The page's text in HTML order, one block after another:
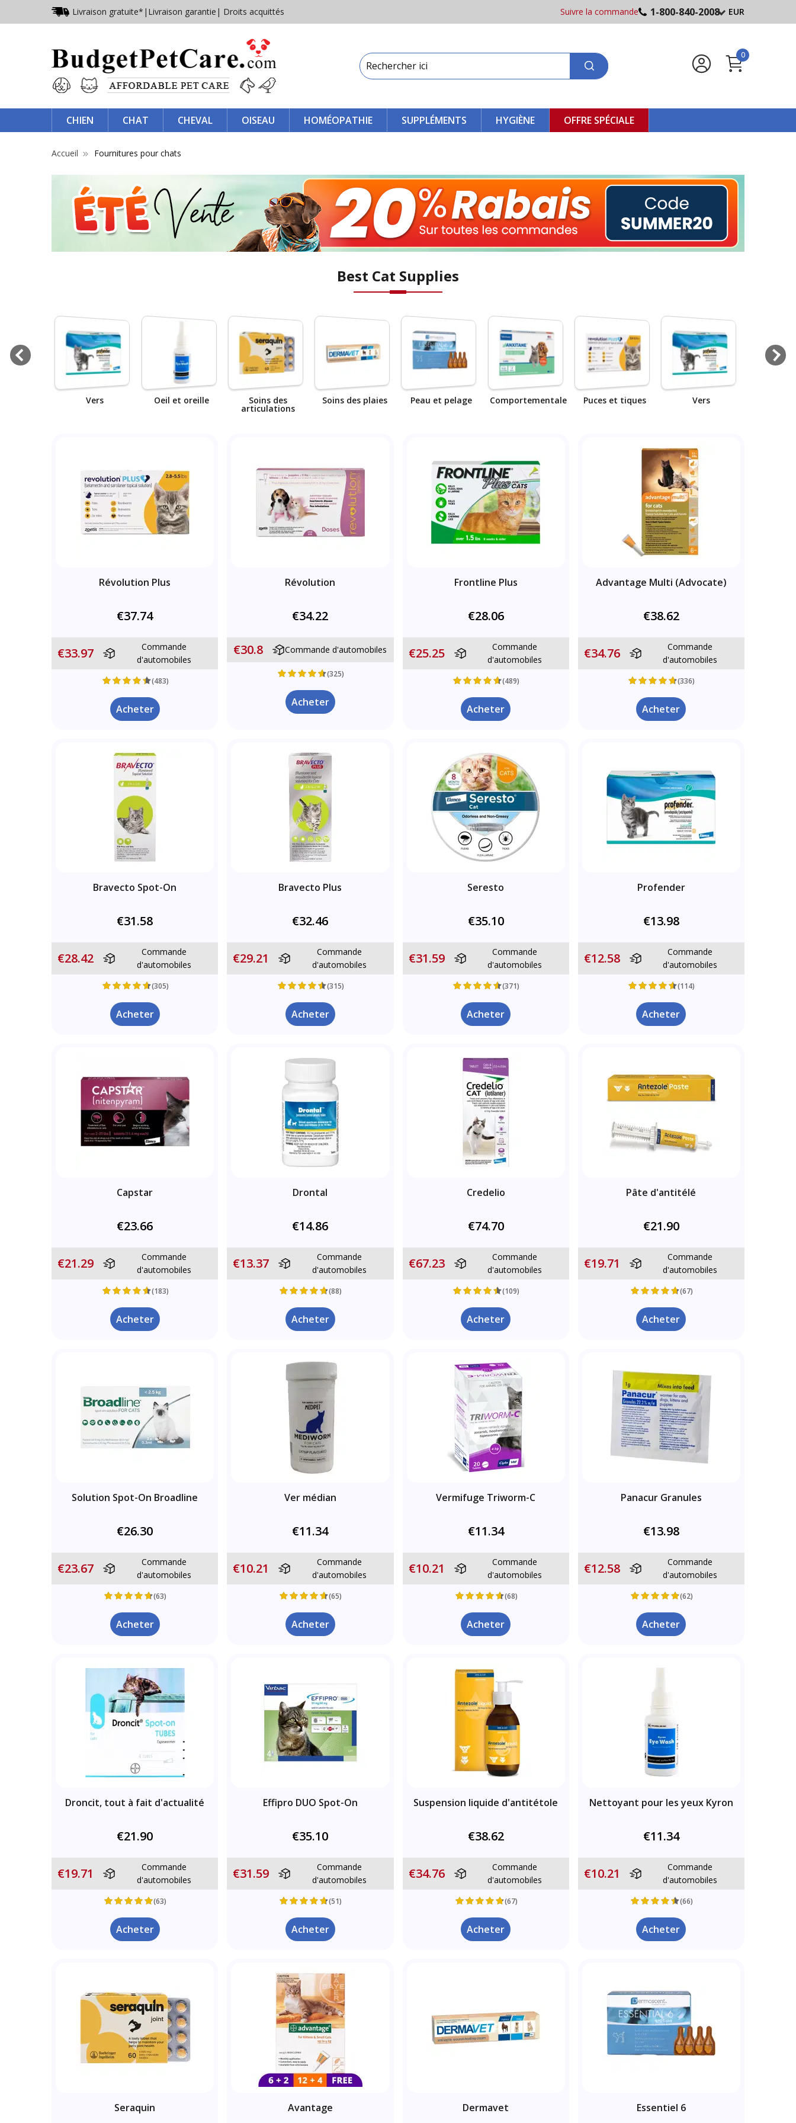
Livraison gratuite* | Livraison garantie | Droits acquittés Suivre la commande 1-800-840-2008 EUR
0
CHIEN CHAT CHEVAL OISEAU HOMÉOPATHIE SUPPLÉMENTS HYGIÈNE OFFRE SPÉCIALE
Accueil Fournitures pour chats
Best Cat Supplies
Vers Oeil et oreille Soins des
articulations
Soins des plaies Peau et pelage Comportementale Puces et tiques Vers
Révolution Plus
€37.74
€33.97
Commande
d'automobiles
(483)
Acheter
Révolution
€34.22
€30.8 Commande d'automobiles
(325)
Acheter
Frontline Plus
€28.06
€25.25
Commande
d'automobiles
(489)
Acheter
Advantage Multi (Advocate)
€38.62
€34.76
Commande
d'automobiles
(336)
Acheter
Bravecto Spot-On
€31.58
€28.42
Commande
d'automobiles
(305)
Acheter
Bravecto Plus
€32.46
€29.21
Commande
d'automobiles
(315)
Acheter
Seresto
€35.10
€31.59
Commande
d'automobiles
(371)
Acheter
Profender
€13.98
€12.58
Commande
d'automobiles
(114)
Acheter
Capstar
€23.66
€21.29
Commande
d'automobiles
(183)
Acheter
Drontal
€14.86
€13.37
Commande
d'automobiles
(88)
Acheter
Credelio
€74.70
€67.23
Commande
d'automobiles
(109)
Acheter
Pâte d'antitélé
€21.90
€19.71
Commande
d'automobiles
(67)
Acheter
Solution Spot-On Broadline
€26.30
€23.67
Commande
d'automobiles
(63)
Acheter
Ver médian
€11.34
€10.21
Commande
d'automobiles
(65)
Acheter
Vermifuge Triworm-C
€11.34
€10.21
Commande
d'automobiles
(68)
Acheter
Panacur Granules
€13.98
€12.58
Commande
d'automobiles
(62)
Acheter
Droncit, tout à fait d'actualité
€21.90
€19.71
Commande
d'automobiles
(63)
Acheter
Effipro DUO Spot-On
€35.10
€31.59
Commande
d'automobiles
(51)
Acheter
Suspension liquide d'antitétole
€38.62
€34.76
Commande
d'automobiles
(67)
Acheter
Nettoyant pour les yeux Kyron
€11.34
€10.21
Commande
d'automobiles
(66)
Acheter
Seraquin Avantage Dermavet Essentiel 6